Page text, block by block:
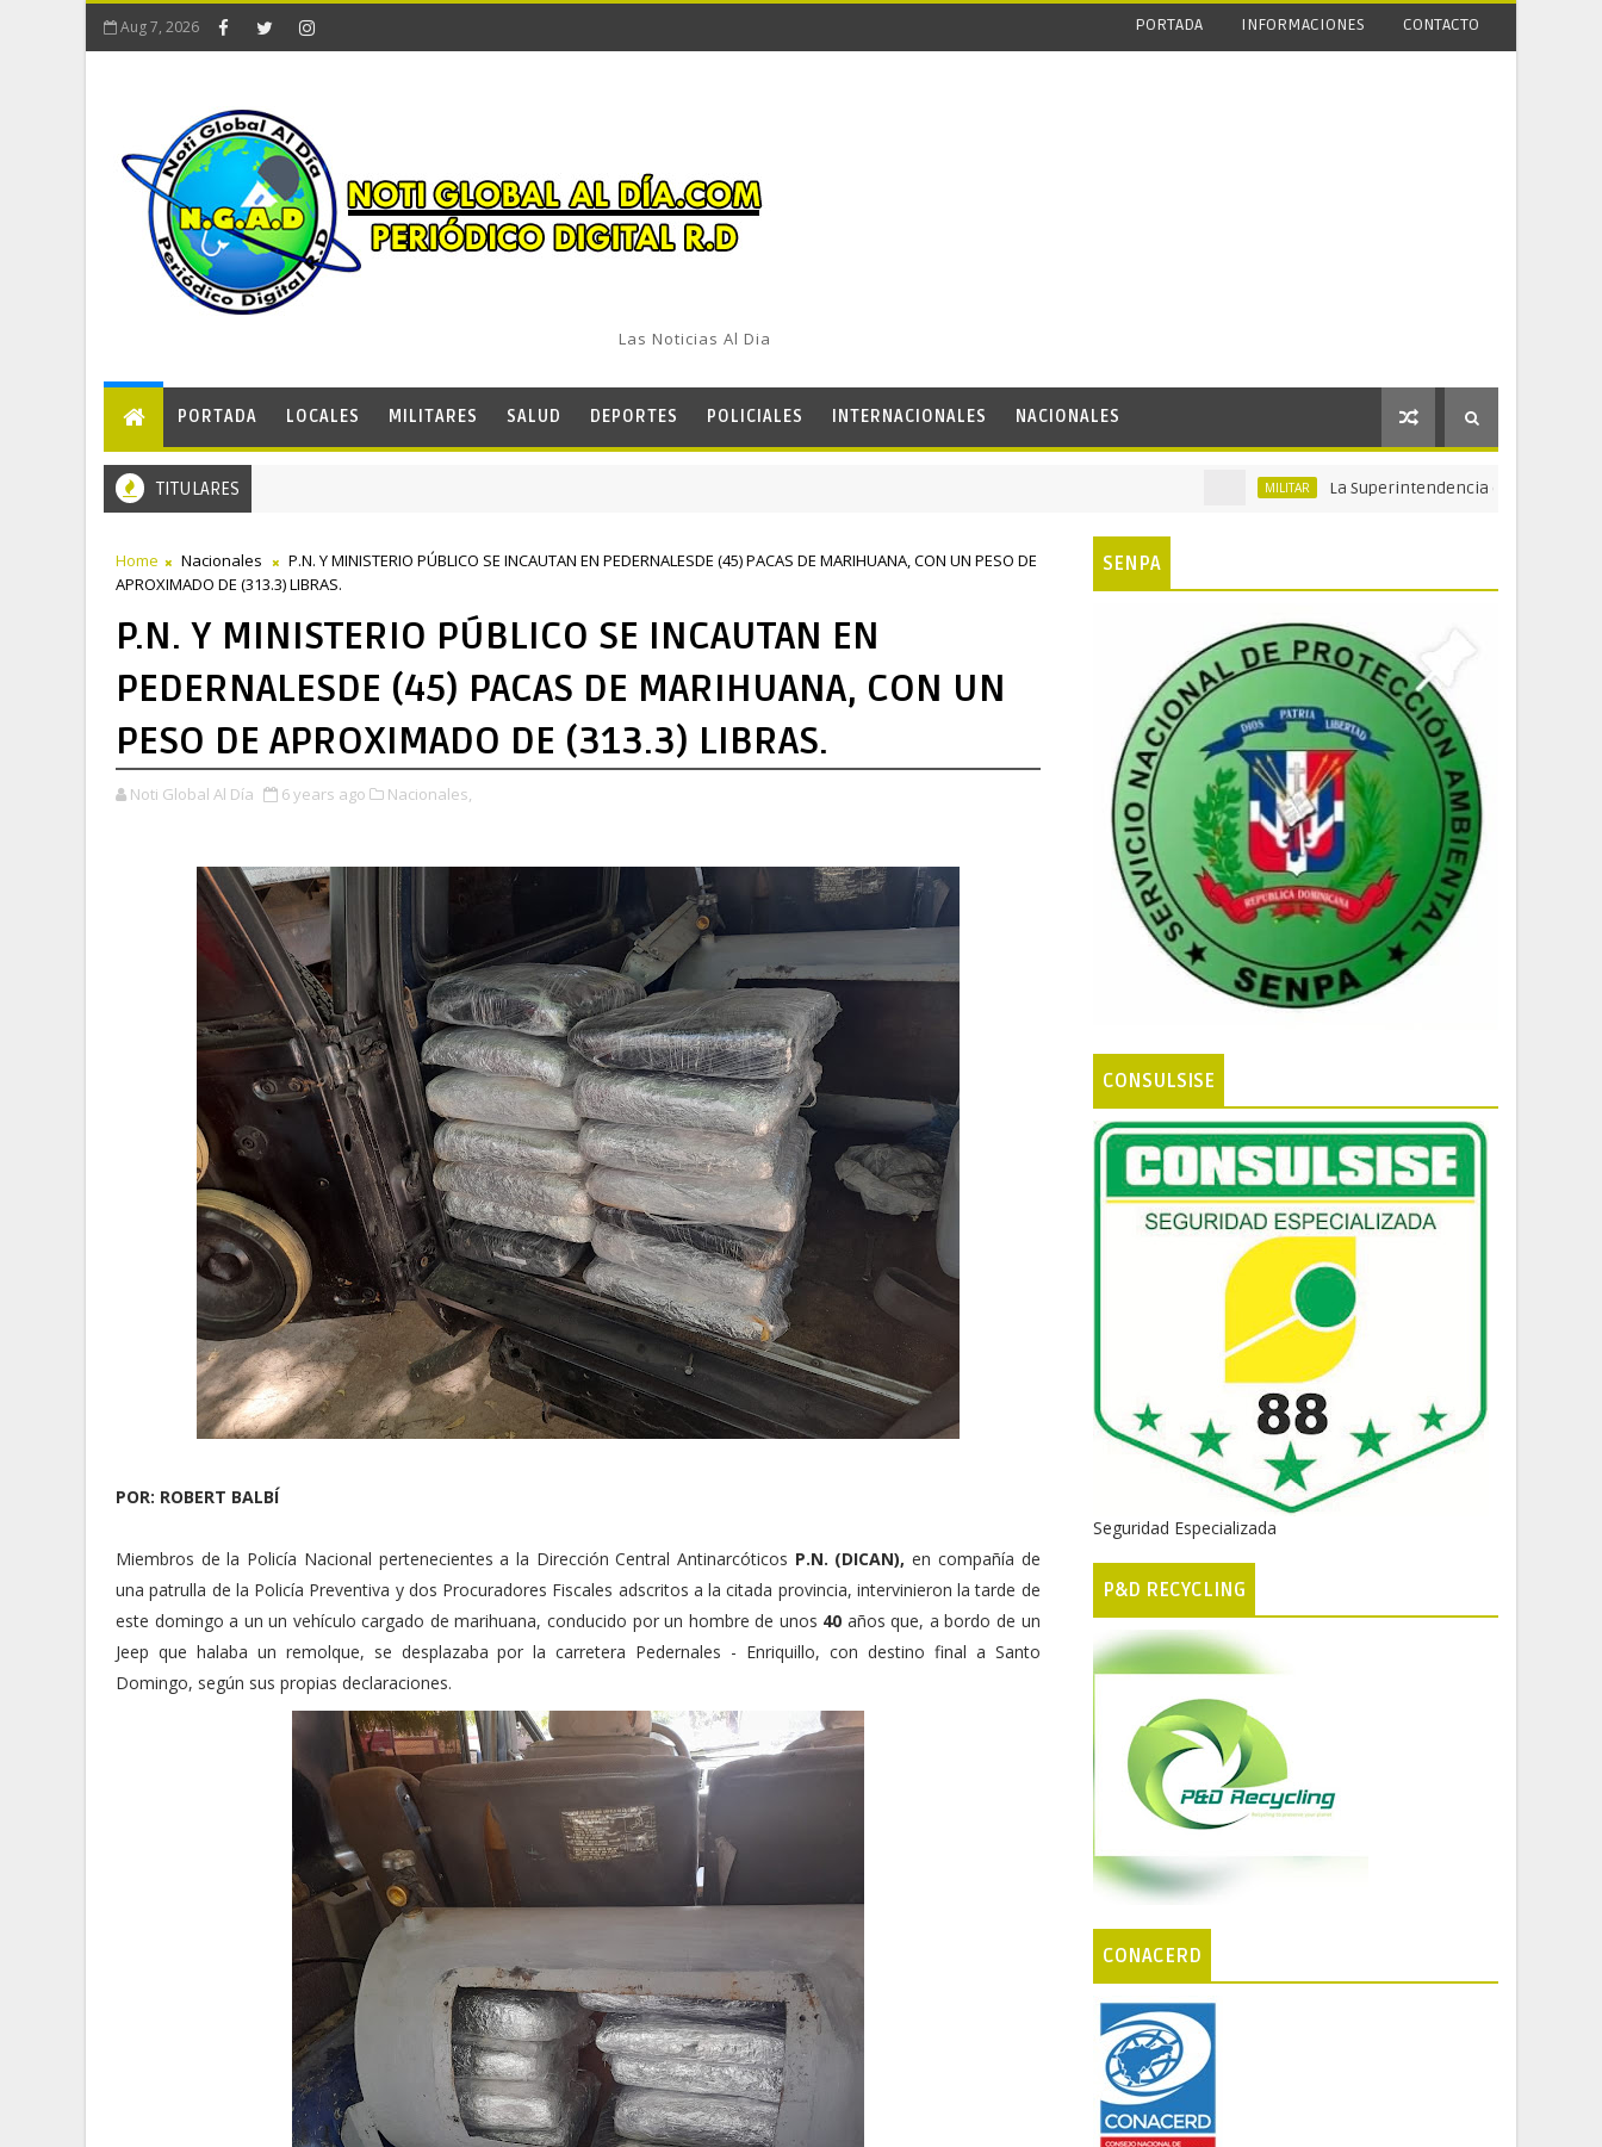
Aug 7, 2026 PORTADA INFORMACIONES CONTACTO
Las Noticias Al Dia
PORTADA LOCALES MILITARES SALUD DEPORTES POLICIALES INTERNACIONALES NACIONALES
TITULARES La Superintendencia de Vigilancia y
Home Nacionales
P.N. Y MINISTERIO PÚBLICO SE INCAUTAN EN PEDERNALESDE (45) PACAS DE MARIHUANA, CON UN PESO DE
APROXIMADO DE (313.3) LIBRAS.
P.N. Y MINISTERIO PÚBLICO SE INCAUTAN EN
PEDERNALESDE (45) PACAS DE MARIHUANA, CON UN
PESO DE APROXIMADO DE (313.3) LIBRAS.
Noti Global Al Día 6 years ago Nacionales,
POR: ROBERT BALBÍ
Miembros de la Policía Nacional pertenecientes a la Dirección Central Antinarcóticos P.N. (DICAN),en compañía de
una patrulla de la Policía Preventiva y dos Procuradores Fiscales adscritos a la citada provincia, intervinieron la tarde de
este domingo a un un vehículo cargado de marihuana, conducido por un hombre de unos 40 años que, a bordo de un
Jeep que halaba un remolque, se desplazaba por la carretera Pedernales - Enriquillo, con destino final a Santo
Domingo, según sus propias declaraciones.
SENPA
CONSULSISE
Seguridad Especializada
P&D RECYCLING
CONACERD